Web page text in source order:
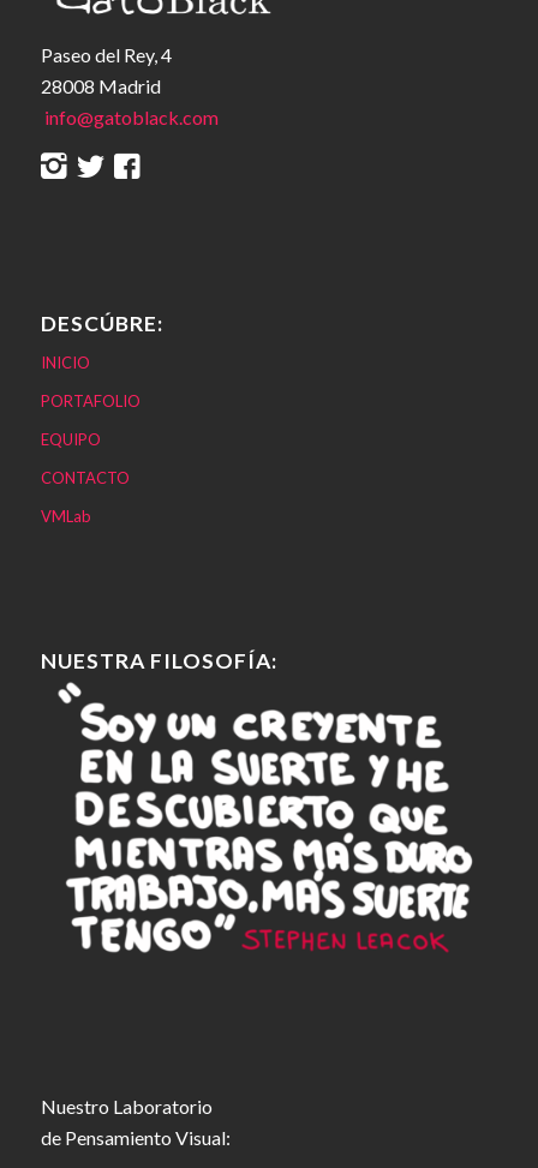
Paseo del Rey, 4
28008 Madrid
info@gatoblack.com
DESCÚBRE:
INICIO
PORTAFOLIO
EQUIPO
CONTACTO
VMLab
NUESTRA FILOSOFÍA:
Nuestro Laboratorio
de Pensamiento Visual: